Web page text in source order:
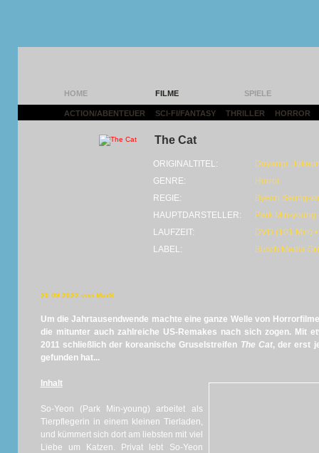
HOME FILME SPIELE
ACTION/ABENTEUER SCI-FI/FANTASY THRILLER HORROR
The Cat
ORIGINALTITEL:
Doyangi:
GENRE:
Horror
REGIE:
Byeon Seung-
HAUPTDARSTELLER:
Park Min-young
LAUFZEIT:
DVD (101 Min)
LABEL:
Busch Media
20.09.2022 von MarS
Um die Jahrtausendwende machte eine ganze Welle von
die mitunter auch zahlreiche US-Remakes nach sich zogen. Mit
2011 schließlich der koreanische Gruselstreifen The Cat, der erst
gefunden hat...
Inhalt
So-Yeon (Park Min-young) arbeitet als
Tierpflegerin in einem kleinen Tierladen,
und kümmert sich dort am liebsten mit viel
Liebe um Katzen. Privat lebt So-Yeon